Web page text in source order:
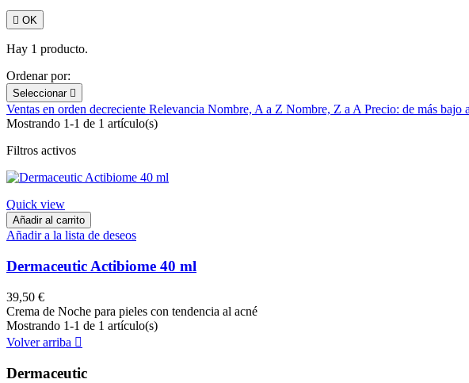
 OK
Hay 1 producto.
Ordenar por:
Seleccionar 
Ventas en orden decreciente Relevancia Nombre, A a Z Nombre, Z a A Precio: de más bajo
Mostrando 1-1 de 1 artículo(s)
Filtros activos
Quick view
Añadir al carrito
Añadir a la lista de deseos
Dermaceutic Actibiome 40 ml
39,50 €
Crema de Noche para pieles con tendencia al acné
Mostrando 1-1 de 1 artículo(s)
Volver arriba 
Dermaceutic